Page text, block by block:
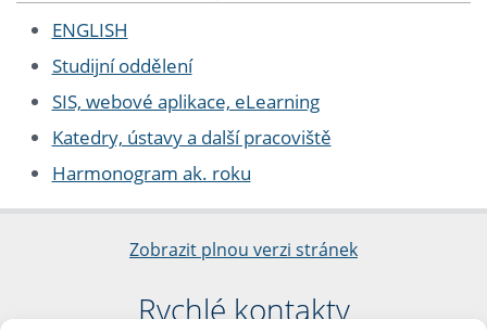
ENGLISH
Studijní oddělení
SIS, webové aplikace, eLearning
Katedry, ústavy a další pracoviště
Harmonogram ak. roku
Zobrazit plnou verzi stránek
Rychlé kontakty